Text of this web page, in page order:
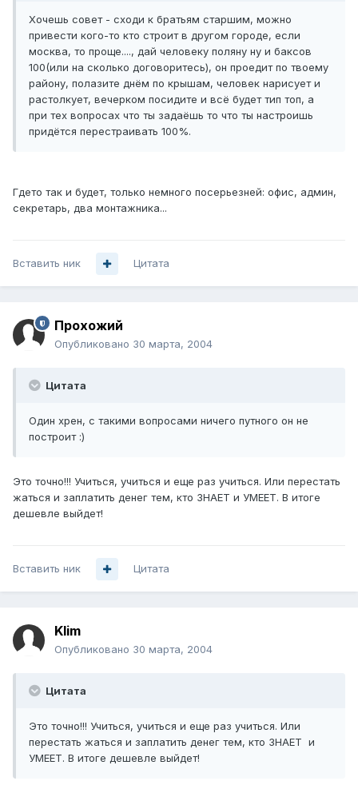
Хочешь совет - сходи к братьям старшим, можно
привести кого-то кто строит в другом городе, если
москва, то проще...., дай человеку поляну ну и баксов
100(или на сколько договоритесь), он проедит по твоему
району, полазите днём по крышам, человек нарисует и
растолкует, вечерком посидите и всё будет тип топ, а
при тех вопросах что ты задаёшь то что ты настроишь
придётся перестраивать 100%.
Гдето так и будет, только немного посерьезней: офис, админ,
секретарь, два монтажника...
Вставить ник Цитата
Прохожий
Опубликовано 30 марта, 2004
Цитата
Один хрен, с такими вопросами ничего путного он не
построит :)
Это точно!!! Учиться, учиться и еще раз учиться. Или перестать
жаться и заплатить денег тем, кто ЗНАЕТ и УМЕЕТ. В итоге
дешевле выйдет!
Вставить ник Цитата
Klim
Опубликовано 30 марта, 2004
Цитата
Это точно!!! Учиться, учиться и еще раз учиться. Или
перестать жаться и заплатить денег тем, кто ЗНАЕТ и
УМЕЕТ. В итоге дешевле выйдет!